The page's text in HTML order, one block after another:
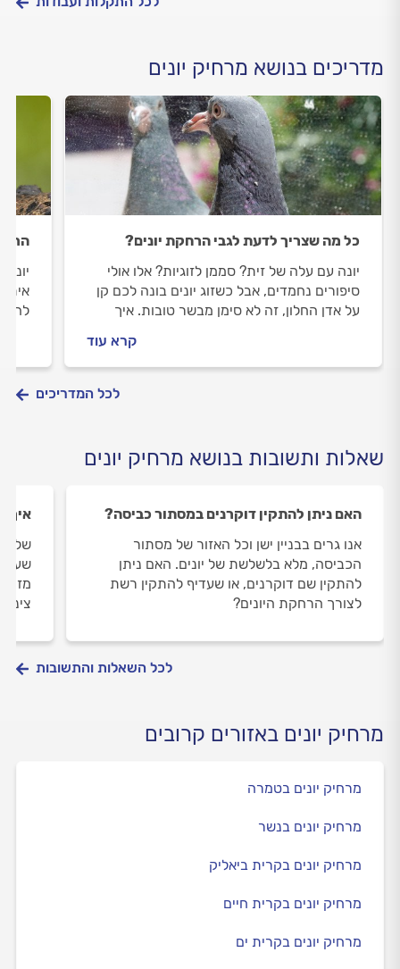
מדריכים בנושא מרחיק יונים
כל מה שצריך לדעת לגבי הרחקת יונים?
יונה עם עלה של זית? סממן לזוגיות? אלו אולי
סיפורים נחמדים, אבל כשזוג יונים בונה לכם קן
על אדן החלון, זה לא סימן מבשר טובות. איך
קרא עוד
חזק לכל המדריכים
שאלות ותשובות בנושא מרחיק יונים
האם ניתן להתקין דוקרנים במסתור כביסה?
אנו גרים בבניין ישן וכל האזור של מסתור
הכביסה, מלא בלשלשת של יונים. האם ניתן
להתקין שם דוקרנים, או שעדיף להתקין רשת
לצורך הרחקת היונים?
איך
לכל השאלות והתשובות
מרחיק יונים באזורים קרובים
מרחיק יונים בטמרה
מרחיק יונים בנשר
מרחיק יונים בקרית ביאליק
מרחיק יונים בקרית חיים
מרחיק יונים בקרית ים